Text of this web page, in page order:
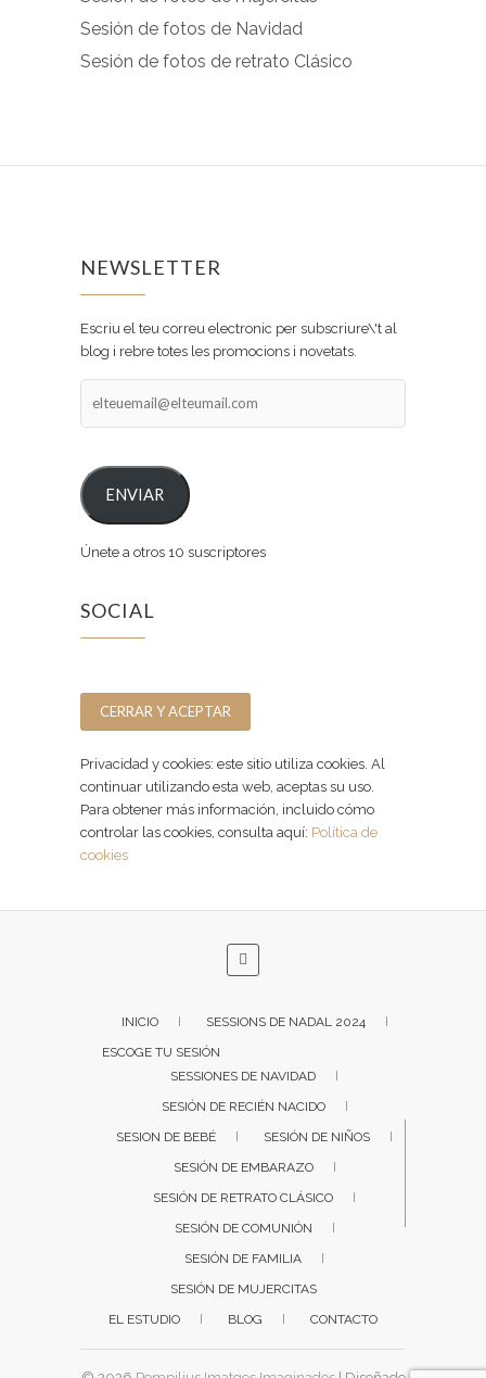
Sesión de fotos de Navidad
Sesión de fotos de retrato Clásico
NEWSLETTER
Escriu el teu correu electronic per subscriure\'t al
blog i rebre totes les promocions i novetats.
ENVIAR
Únete a otros 10 suscriptores
SOCIAL
Privacidad y cookies: este sitio utiliza cookies. Al
continuar utilizando esta web, aceptas su uso.
Para obtener más información, incluido cómo
controlar las cookies, consulta aquí: Política de
cookies
INICIO
SESSIONS DE NADAL 2024
ESCOGE TU SESIÓN
SESSIONES DE NAVIDAD
SESIÓN DE RECIÉN NACIDO
SESION DE BEBÉ
SESIÓN DE NIÑOS
SESIÓN DE EMBARAZO
SESIÓN DE RETRATO CLÁSICO
SESIÓN DE COMUNIÓN
SESIÓN DE FAMILIA
SESIÓN DE MUJERCITAS
EL ESTUDIO
BLOG CONTACTO